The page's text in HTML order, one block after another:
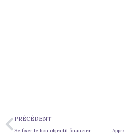
PRÉCÉDENT
Se fixer le bon objectif financier